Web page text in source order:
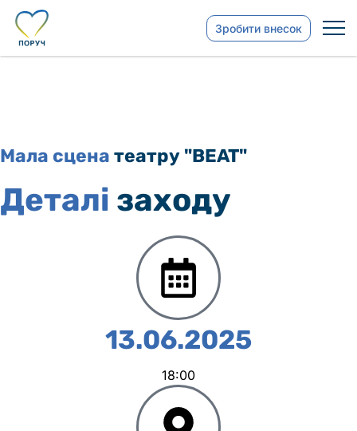
Зробити внесок
Мала сцена театру "BEAT"
Деталі заходу
13.06.2025
18:00